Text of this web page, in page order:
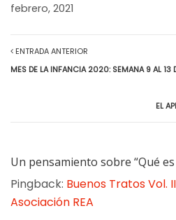
febrero, 2021
ENTRADA ANTERIOR
MES DE LA INFANCIA 2020: SEMANA 9 AL 13
EL
Un pensamiento sobre “Qué
Pingback: Buenos Tratos Vol.
Asociación REA